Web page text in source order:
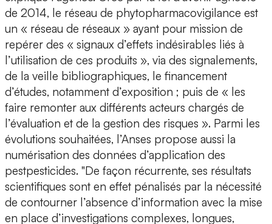
de 2014, le réseau de phytopharmacovigilance est
un « réseau de réseaux » ayant pour mission de
repérer des « signaux d’effets indésirables liés à
l’utilisation de ces produits », via des signalements,
de la veille bibliographiques, le financement
d’études, notamment d’exposition ; puis de « les
faire remonter aux différents acteurs chargés de
l’évaluation et de la gestion des risques ». Parmi les
évolutions souhaitées, l’Anses propose aussi la
numérisation des données d’application des
pestpesticides. "De façon récurrente, ses résultats
scientifiques sont en effet pénalisés par la nécessité
de contourner l’absence d’information avec la mise
en place d’investigations complexes, longues,